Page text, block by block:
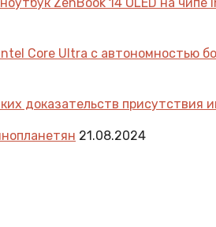
Core Ultra с автономностью
21.08.2024